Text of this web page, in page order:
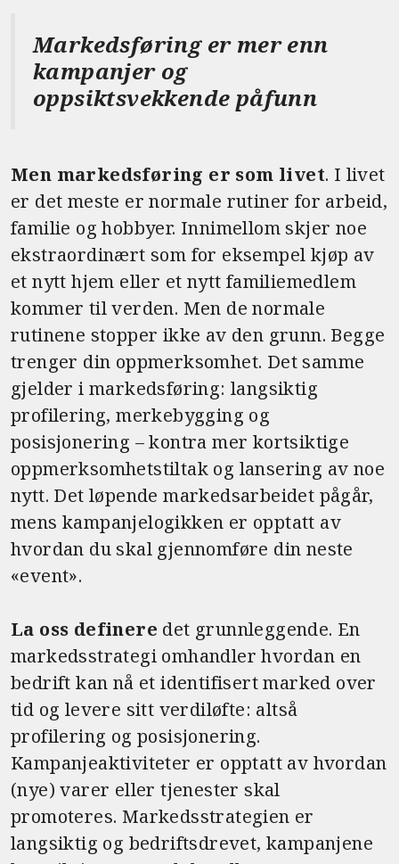
Markedsføring er mer enn
kampanjer og
oppsiktsvekkende påfunn
Men markedsføring er som livet. I livet
er det meste er normale rutiner for arbeid,
familie og hobbyer. Innimellom skjer noe
ekstraordinært som for eksempel kjøp av
et nytt hjem eller et nytt familiemedlem
kommer til verden. Men de normale
rutinene stopper ikke av den grunn. Begge
trenger din oppmerksomhet. Det samme
gjelder i markedsføring: langsiktig
profilering, merkebygging og
posisjonering – kontra mer kortsiktige
oppmerksomhetstiltak og lansering av noe
nytt. Det løpende markedsarbeidet pågår,
mens kampanjelogikken er opptatt av
hvordan du skal gjennomføre din neste
«event».
La oss definere det grunnleggende. En
markedsstrategi omhandler hvordan en
bedrift kan nå et identifisert marked over
tid og levere sitt verdiløfte: altså
profilering og posisjonering.
Kampanjeaktiviteter er opptatt av hvordan
(nye) varer eller tjenester skal
promoteres. Markedsstrategien er
langsiktig og bedriftsdrevet, kampanjene